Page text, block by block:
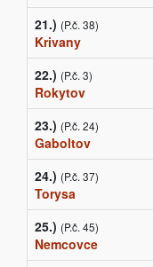
21.) (P.č. 38)
Krivany
22.) (P.č. 3)
Rokytov
23.) (P.č. 24)
Gaboltov
24.) (P.č. 37)
Torysa
25.) (P.č. 45)
Nemcovce